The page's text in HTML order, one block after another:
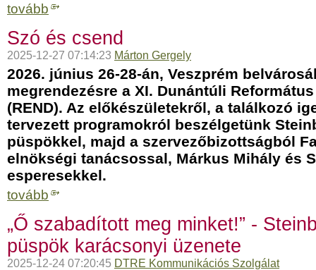
tovább
Szó és csend
2025-12-27 07:14:23 Márton Gergely
2026. június 26-28-án, Veszprém
megrendezésre a XI. Dunántúli
(REND). Az előkészületekről, a találkozó
tervezett programokról beszélgetünk
püspökkel, majd a szervezőbizottságból
elnökségi tanácsossal, Márkus Mihály és
esperesekkel.
tovább
„Ő szabadított meg minket!” -
püspök karácsonyi üzenete
2025-12-24 07:20:45 DTRE Kommunikációs Szolgálat